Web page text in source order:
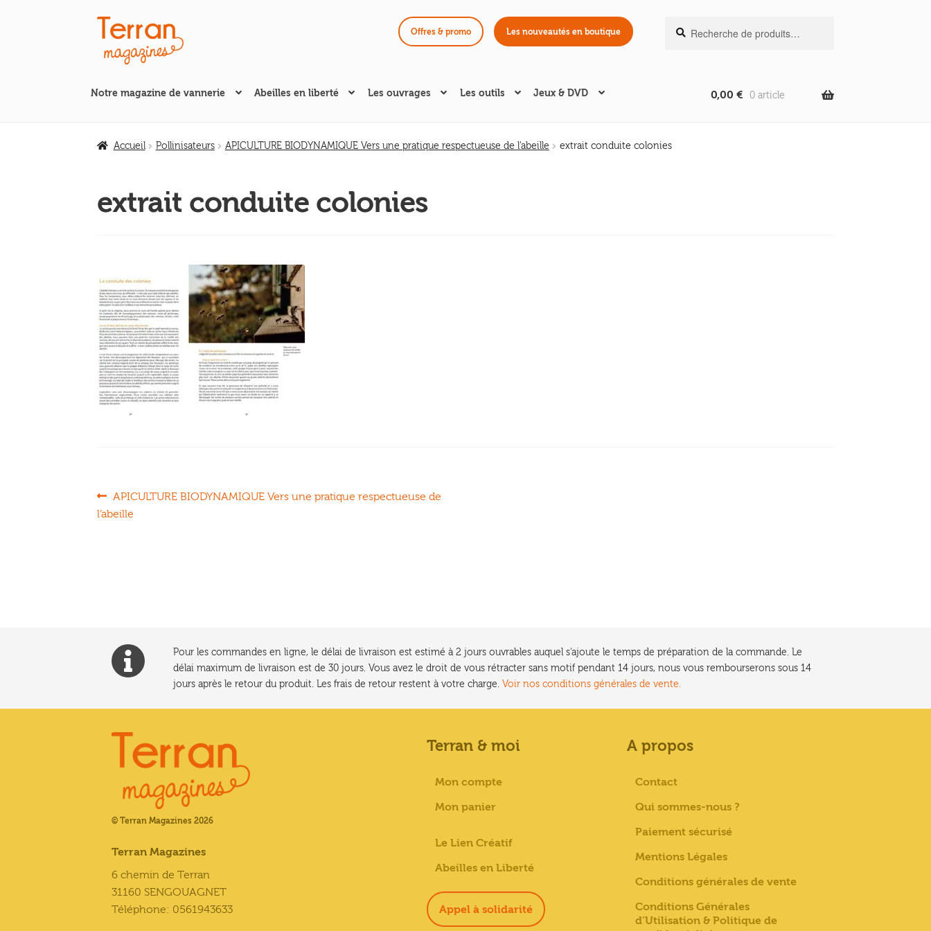
Aller
à
la
Aller
au
contenu
Offres & promo Les nouveautés en boutique
pour :
Recherche
Notre magazine de vannerie Abeilles en liberté Les ouvrages Les outils Jeux & DVD 0,00 € 0 article
Accueil Pollinisateurs APICULTURE BIODYNAMIQUE Vers une pratique respectueuse de l’abeille extrait conduite colonies
extrait conduite colonies
Navigation
Article
précédent :
APICULTURE BIODYNAMIQUE Vers une pratique respectueuse de
l’abeille
Pour les commandes en ligne, le délai de livraison est estimé à 2 jours ouvrables auquel s'ajoute le temps de préparation de la commande. Le
délai maximum de livraison est de 30 jours. Vous avez le droit de vous rétracter sans motif pendant 14 jours, nous vous rembourserons sous 14
jours après le retour du produit. Les frais de retour restent à votre charge. Voir nos conditions générales de vente.
© Terran Magazines 2026
Terran Magazines
6 chemin de Terran
31160 SENGOUAGNET
Téléphone: 0561943633
Terran & moi
Mon compte
Mon panier
Le Lien Créatif
Abeilles en Liberté
Appel à solidarité
A propos
Contact
Qui sommes-nous ?
Paiement sécurisé
Mentions Légales
Conditions générales de vente
Conditions Générales
d’Utilisation & Politique de